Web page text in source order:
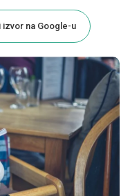
izvor na Google-u